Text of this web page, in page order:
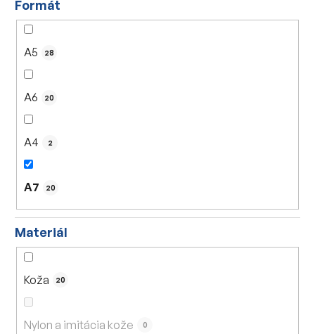
Formát
A5 28
A6 20
A4 2
A7 20
Materiál
Koža 20
Nylon a imitácia kože 0